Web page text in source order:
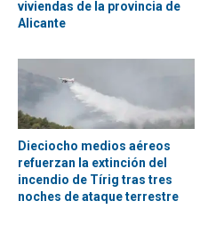
viviendas de la provincia de
Alicante
Dieciocho medios aéreos
refuerzan la extinción del
incendio de Tírig tras tres
noches de ataque terrestre